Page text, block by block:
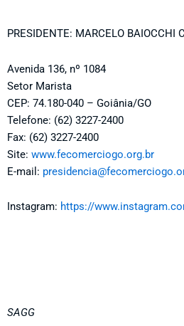
PRESIDENTE: MARCELO BAIOCCHI
Avenida 136, nº 1084
Setor Marista
CEP: 74.180-040 – Goiânia/GO
Telefone: (62) 3227-2400
Fax: (62) 3227-2400
Site: www.fecomerciogo.org.br
E-mail:
Instagram: https://
SAGG